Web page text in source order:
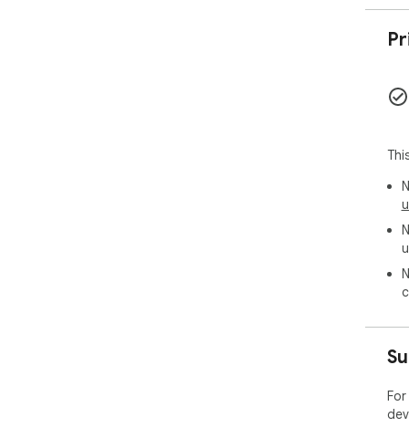
信
け
導
作
ク
ー
低
謝
を
化